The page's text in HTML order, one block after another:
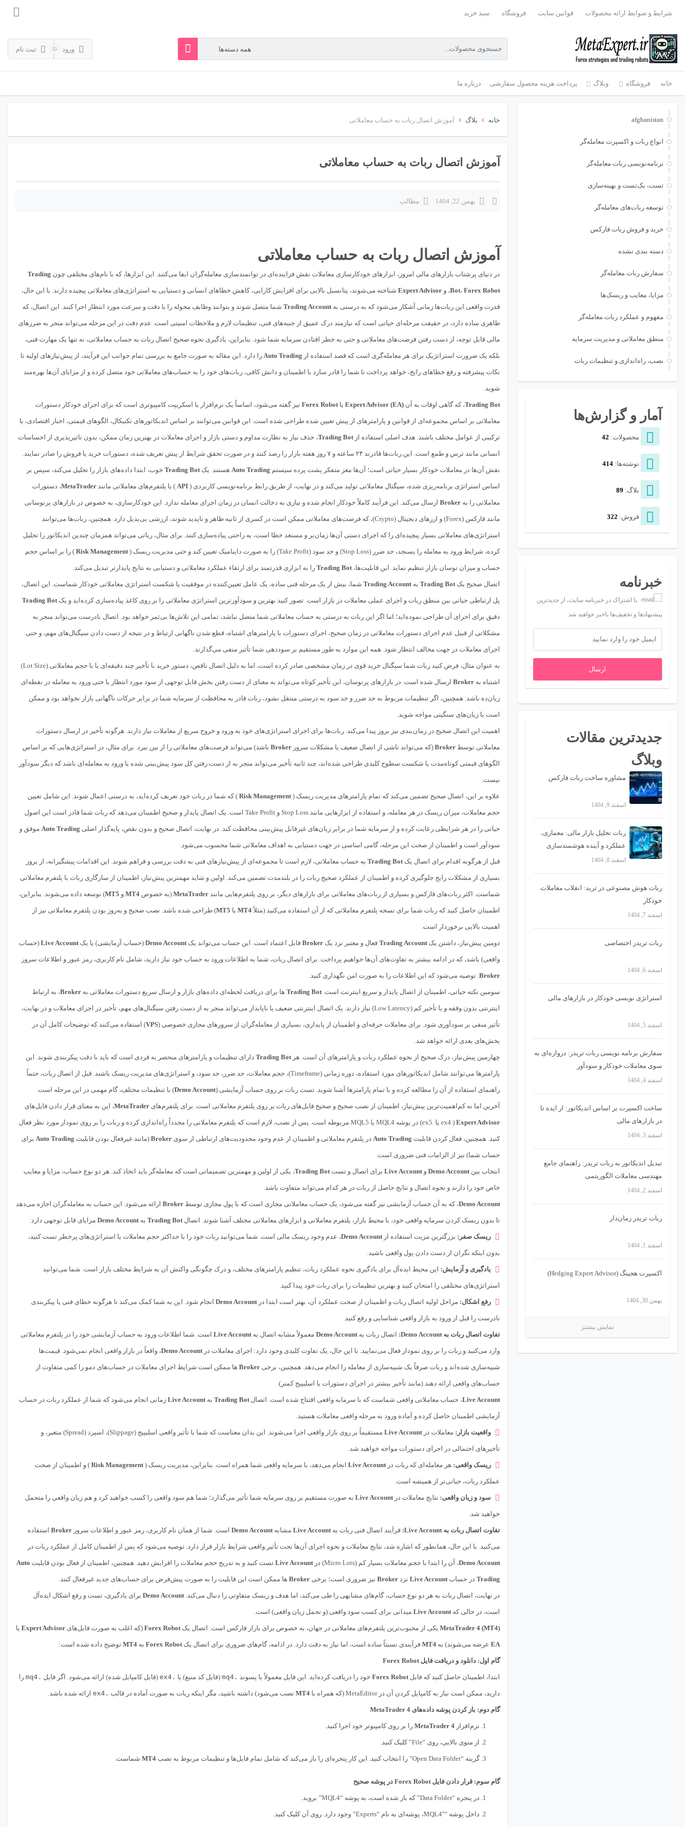
شرایط و ضوابط ارائه محصولات قوانین سایت فروشگاه سبد خرید
ورود ثبت نام
خانه فروشگاه وبلاگ پرداخت هزینه محصول سفارشی درباره ما
afghanistan
انواع ربات و اکسپرت معامله‌گر
برنامه‌نویسی ربات معامله‌گر
تست، بک‌تست و بهینه‌سازی
توسعه ربات‌های معامله‌گر
خرید و فروش ربات فارکس
دسته بندی نشده
سفارش ربات معامله‌گر
مزایا، معایب و ریسک‌ها
مفهوم و عملکرد ربات معامله‌گر
منطق معاملاتی و مدیریت سرمایه
نصب، راه‌اندازی و تنظیمات ربات
آمار و گزارش‌ها
محصولات: 42
نوشته‌ها: 414
بلاگ: 89
فروش: 322
خبرنامه
با اشتراک در خبرنامه سایت، از جدیدترین
پیشنهادها و تخفیف‌ها باخبر خواهید شد.
ارسال
جدیدترین مقالات
وبلاگ
مشاوره ساخت ربات فارکس
اسفند 9, 1404
ربات تحلیل بازار مالی: معماری،
عملکرد و آینده هوشمندسازی
تصمیمات تریدینگ
اسفند 8, 1404
ربات هوش مصنوعی در ترید: انقلاب معاملات
خودکار
اسفند 7, 1404
ربات تریدر اختصاصی
اسفند 6, 1404
استراتژی‌ نویسی خودکار در بازارهای مالی
اسفند 5, 1404
سفارش برنامه نویسی ربات تریدر: دروازه‌ای به
سوی معاملات خودکار و سودآور
اسفند 4, 1404
ساخت اکسپرت بر اساس اندیکاتور: از ایده تا
در بازارهای مالی
اسفند 3, 1404
تبدیل اندیکاتور به ربات تریدر: راهنمای جامع
مهندسی معاملات الگوریتمی
اسفند 2, 1404
ربات تریدر زمان‌دار
اسفند 1, 1404
اکسپرت هجینگ (Hedging Expert Advisor)
بهمن 30, 1404
نمایش بیشتر
خانه › بلاگ › آموزش اتصال ربات به حساب معاملاتی
آموزش اتصال ربات به حساب معاملاتی
بهمن 22, 1404 مطالب
آموزش اتصال ربات به حساب معاملاتی
در دنیای پرشتاب بازارهای مالی امروز، ابزارهای خودکارسازی معاملات نقش فزاینده‌ای در توانمندسازی معامله‌گران ایفا می‌کنند. این ابزارها، که با نام‌های مختلفی چون Trading
Bot، Forex Robot ، وExpert Advisor شناخته می‌شوند، پتانسیل بالایی برای افزایش کارایی، کاهش خطاهای انسانی و دستیابی به استراتژی‌های معاملاتی پیچیده دارند. با این حال،
قدرت واقعی این ربات‌ها زمانی آشکار می‌شود که به درستی بهTrading Account شما متصل شوند و بتوانند وظایف محوله را با دقت و سرعت مورد انتظار اجرا کنند. این اتصال، که
ظاهری ساده دارد، در حقیقت مرحله‌ای حیاتی است که نیازمند درک عمیق از جنبه‌های فنی، تنظیمات لازم و ملاحظات امنیتی است. عدم دقت در این مرحله می‌تواند منجر به ضررهای
مالی قابل توجه، از دست رفتن فرصت‌های معاملاتی و حتی به خطر افتادن سرمایه شما شود. بنابراین، یادگیری نحوه صحیح اتصال ربات به حساب معاملاتی، نه تنها یک مهارت فنی،
بلکه یک ضرورت استراتژیک برای هر معامله‌گری است که قصد استفاده از Auto Trading را دارد. این مقاله به صورت جامع به بررسی تمام جوانب این فرآیند، از پیش‌نیازهای اولیه تا
نکات پیشرفته و رفع خطاهای رایج، خواهد پرداخت تا شما را قادر سازد با اطمینان و دانش کافی، ربات‌های خود را به حساب‌های معاملاتی خود متصل کرده و از مزایای آن‌ها بهره‌مند
شوید.
Trading Bot، که گاهی اوقات به آنExpert Advisor (EA) یاForex Robot نیز گفته می‌شود، اساساً یک نرم‌افزار یا اسکریپت کامپیوتری است که برای اجرای خودکار دستورات
معاملاتی بر اساس مجموعه‌ای از قوانین و پارامترهای از پیش تعیین شده طراحی شده است. این قوانین می‌توانند بر اساس اندیکاتورهای تکنیکال، الگوهای قیمتی، اخبار اقتصادی، یا
ترکیبی از عوامل مختلف باشند. هدف اصلی استفاده ازTrading Bot، حذف نیاز به نظارت مداوم و دستی بازار و اجرای معاملات در بهترین زمان ممکن، بدون تاثیرپذیری از احساسات
انسانی مانند ترس و طمع است. این ربات‌ها قادرند ۲۴ ساعته و ۷ روز هفته بازار را رصد کنند و در صورت تحقق شرایط از پیش تعریف شده، دستورات خرید یا فروش را صادر نمایند.
نقش آن‌ها در معاملات خودکار بسیار حیاتی است؛ آن‌ها مغز متفکر پشت پرده سیستم Auto Trading هستند. یکTrading Bot خوب، ابتدا داده‌های بازار را تحلیل می‌کند، سپس بر
اساس استراتژی برنامه‌ریزی شده، سیگنال معاملاتی تولید می‌کند و در نهایت، از طریق رابط برنامه‌نویسی کاربردی (API ) یا پلتفرم‌های معاملاتی مانندMetaTrader، دستورات
معاملاتی را بهBroker ارسال می‌کند. این فرآیند کاملاً خودکار انجام شده و نیازی به دخالت انسان در زمان اجرای معامله ندارد. این خودکارسازی، به خصوص در بازارهای پرنوسانی
مانند فارکس (Forex) و ارزهای دیجیتال (Crypto)، که فرصت‌های معاملاتی ممکن است در کسری از ثانیه ظاهر و ناپدید شوند، ارزشی بی‌بدیل دارد. همچنین، ربات‌ها می‌توانند
استراتژی‌های معاملاتی بسیار پیچیده‌ای را که اجرای دستی آن‌ها زمان‌بر و مستعد خطا است، به راحتی پیاده‌سازی کنند. برای مثال، رباتی می‌تواند همزمان چندین اندیکاتور را تحلیل
کرده، شرایط ورود به معامله را بسنجد، حد ضرر (Stop Loss) و حد سود (Take Profit) را به صورت داینامیک تعیین کند و حتی مدیریت ریسک ( Risk Management ) را بر اساس حجم
حساب و میزان نوسان بازار تنظیم نماید. این قابلیت‌ها،Trading Bot را به ابزاری قدرتمند برای ارتقاء عملکرد معاملاتی و دستیابی به نتایج پایدارتر تبدیل می‌کند.
اتصال صحیح یکTrading Bot بهTrading Account شما، بیش از یک مرحله فنی ساده، یک عامل تعیین‌کننده در موفقیت یا شکست استراتژی معاملاتی خودکار شماست. این اتصال،
پل ارتباطی حیاتی بین منطق ربات و اجرای عملی معاملات در بازار است. تصور کنید بهترین و سودآورترین استراتژی معاملاتی را بر روی کاغذ پیاده‌سازی کرده‌اید و یکTrading Bot
دقیق برای اجرای آن طراحی نموده‌اید؛ اما اگر این ربات به درستی به حساب معاملاتی شما متصل نباشد، تمامی این تلاش‌ها بی‌ثمر خواهد بود. اتصال نادرست می‌تواند منجر به
مشکلاتی از قبیل عدم اجرای دستورات معاملاتی در زمان صحیح، اجرای دستورات با پارامترهای اشتباه، قطع شدن ناگهانی ارتباط و در نتیجه از دست دادن سیگنال‌های مهم، و حتی
اجرای معاملات در جهت مخالف انتظار شود. همه این موارد به طور مستقیم بر سوددهی شما تأثیر منفی می‌گذارند.
به عنوان مثال، فرض کنید ربات شما سیگنال خرید قوی در زمان مشخصی صادر کرده است، اما به دلیل اتصال ناقص، دستور خرید با تأخیر چند دقیقه‌ای یا با حجم معاملاتی (Lot Size)
اشتباه بهBroker ارسال شده است. در بازارهای پرنوسان، این تأخیر کوتاه می‌تواند به معنای از دست رفتن بخش قابل توجهی از سود مورد انتظار یا حتی ورود به معامله در نقطه‌ای
زیان‌ده باشد. همچنین، اگر تنظیمات مربوط به حد ضرر و حد سود به درستی منتقل نشود، ربات قادر به محافظت از سرمایه شما در برابر حرکات ناگهانی بازار نخواهد بود و ممکن
است با زیان‌های سنگینی مواجه شوید.
اهمیت این اتصال صحیح در زمان‌بندی نیز بروز پیدا می‌کند. ربات‌ها برای اجرای استراتژی‌های خود به ورود و خروج سریع از معاملات نیاز دارند. هرگونه تأخیر در ارسال دستورات
معاملاتی توسطBroker (که می‌تواند ناشی از اتصال ضعیف یا مشکلات سرورBroker باشد) می‌تواند فرصت‌های معاملاتی را از بین ببرد. برای مثال، در استراتژی‌هایی که بر اساس
الگوهای قیمتی کوتاه‌مدت یا شکست سطوح کلیدی طراحی شده‌اند، چند ثانیه تأخیر می‌تواند منجر به از دست رفتن کل سود پیش‌بینی شده یا ورود به معامله‌ای باشد که دیگر سودآور
نیست.
علاوه بر این، اتصال صحیح تضمین می‌کند که تمام پارامترهای مدیریت ریسک (Risk Management ) که شما در ربات خود تعریف کرده‌اید، به درستی اعمال شوند. این شامل تعیین
حجم معاملات، میزان ریسک در هر معامله، و استفاده از ابزارهایی مانند Stop Loss و Take Profit است. یک اتصال پایدار و صحیح اطمینان می‌دهد که ربات شما قادر است این اصول
حیاتی را در هر شرایطی رعایت کرده و از سرمایه شما در برابر زیان‌های غیرقابل پیش‌بینی محافظت کند. در نهایت، اتصال صحیح و بدون نقص، پایه‌گذار اصلی Auto Trading موفق و
سودآور است و اطمینان از صحت این مرحله، گامی اساسی در جهت دستیابی به اهداف معاملاتی شما محسوب می‌شود.
قبل از هرگونه اقدام برای اتصال یکTrading Bot به حساب معاملاتی، لازم است تا مجموعه‌ای از پیش‌نیازهای فنی به دقت بررسی و فراهم شوند. این اقدامات پیشگیرانه، از بروز
بسیاری از مشکلات رایج جلوگیری کرده و اطمینان از عملکرد صحیح ربات را در بلندمدت تضمین می‌کند. اولین و شاید مهمترین پیش‌نیاز، اطمینان از سازگاری ربات با پلتفرم معاملاتی
شماست. اکثر ربات‌های فارکس و بسیاری از ربات‌های معاملاتی برای بازارهای دیگر، بر روی پلتفرم‌هایی مانندMetaTrader (به خصوصMT4 و MT5) توسعه داده می‌شوند. بنابراین،
اطمینان حاصل کنید که ربات شما برای نسخه پلتفرم معاملاتی که از آن استفاده می‌کنید (مثلاًMT4 یا MT5) طراحی شده باشد. نصب صحیح و به‌روز بودن پلتفرم معاملاتی نیز از
اهمیت بالایی برخوردار است.
دومین پیش‌نیاز، داشتن یکTrading Account فعال و معتبر نزد یکBroker قابل اعتماد است. این حساب می‌تواند یکDemo Account (حساب آزمایشی) یا یکLive Account (حساب
واقعی) باشد، که در ادامه بیشتر به تفاوت‌های آن‌ها خواهیم پرداخت. برای اتصال ربات، شما به اطلاعات ورود به حساب خود نیاز دارید، شامل نام کاربری، رمز عبور و اطلاعات سرور
Broker. توصیه می‌شود که این اطلاعات را به صورت امن نگهداری کنید.
سومین نکته حیاتی، اطمینان از اتصال پایدار و سریع اینترنت است.Trading Bot ها برای دریافت لحظه‌ای داده‌های بازار و ارسال سریع دستورات معاملاتی بهBroker، به ارتباط
اینترنتی بدون وقفه و با تأخیر کم (Low Latency) نیاز دارند. یک اتصال اینترنتی ضعیف یا ناپایدار می‌تواند منجر به از دست رفتن سیگنال‌های مهم، تأخیر در اجرای معاملات و در نهایت،
تأثیر منفی بر سودآوری شود. برای معاملات حرفه‌ای و اطمینان از پایداری، بسیاری از معامله‌گران از سرورهای مجازی خصوصی (VPS) استفاده می‌کنند که توضیحات کامل آن در
بخش‌های بعدی ارائه خواهد شد.
چهارمین پیش‌نیاز، درک صحیح از نحوه عملکرد ربات و پارامترهای آن است. هرTrading Bot دارای تنظیمات و پارامترهای منحصر به فردی است که باید با دقت پیکربندی شوند. این
پارامترها می‌توانند شامل اندیکاتورهای مورد استفاده، دوره زمانی (Timeframe)، حجم معاملات، حد ضرر، حد سود، و استراتژی‌های مدیریت ریسک باشند. قبل از اتصال ربات، حتماً
راهنمای استفاده از آن را مطالعه کرده و با تمام پارامترها آشنا شوید. تست ربات بر روی حساب آزمایشی (Demo Account) با تنظیمات مختلف، گام مهمی در این مرحله است.
آخرین اما نه کم‌اهمیت‌ترین پیش‌نیاز، اطمینان از نصب صحیح و صحیح فایل‌های ربات بر روی پلتفرم معاملاتی است. برای پلتفرم‌هایMetaTrader، این به معنای قرار دادن فایل‌های
Expert Advisor (.ex4 یا .ex5) در پوشه MQL4 یا MQL5 مربوطه است. پس از نصب، لازم است که پلتفرم معاملاتی را مجدداً راه‌اندازی کرده و ربات را بر روی نمودار مورد نظر فعال
کنید. همچنین، فعال کردن قابلیت Auto Trading در پلتفرم معاملاتی و اطمینان از عدم وجود محدودیت‌های ارتباطی از سویBroker (مانند غیرفعال بودن قابلیت Auto Trading برای
حساب شما) نیز از الزامات فنی ضروری است.
انتخاب بینDemo Account وLive Account برای اتصال و تستTrading Bot، یکی از اولین و مهمترین تصمیماتی است که معامله‌گر باید اتخاذ کند. هر دو نوع حساب، مزایا و معایب
خاص خود را دارند و نحوه اتصال و نتایج حاصل از ربات در هر کدام می‌تواند متفاوت باشد.
Demo Account، که به آن حساب آزمایشی نیز گفته می‌شود، یک حساب معاملاتی مجازی است که با پول مجازی توسطBroker ارائه می‌شود. این حساب به معامله‌گران اجازه می‌دهد
تا بدون ریسک کردن سرمایه واقعی خود، با محیط بازار، پلتفرم معاملاتی و ابزارهای معاملاتی مختلف آشنا شوند. اتصالTrading Bot بهDemo Account مزایای قابل توجهی دارد:
ریسک صفر: بزرگترین مزیت استفاده ازDemo Account، عدم وجود ریسک مالی است. شما می‌توانید ربات خود را با حداکثر حجم معاملات یا استراتژی‌های پرخطر تست کنید،
بدون اینکه نگران از دست دادن پول واقعی باشید.
یادگیری و آزمایش: این محیط ایده‌آل برای یادگیری نحوه عملکرد ربات، تنظیم پارامترهای مختلف، و درک چگونگی واکنش آن به شرایط مختلف بازار است. شما می‌توانید
استراتژی‌های مختلفی را امتحان کنید و بهترین تنظیمات را برای ربات خود پیدا کنید.
رفع اشکال: مراحل اولیه اتصال ربات و اطمینان از صحت عملکرد آن، بهتر است ابتدا درDemo Account انجام شود. این به شما کمک می‌کند تا هرگونه خطای فنی یا پیکربندی
نادرست را قبل از ورود به بازار واقعی شناسایی و رفع کنید.
تفاوت اتصال ربات به Demo Account: اتصال ربات بهDemo Account معمولاً مشابه اتصال بهLive Account است. شما اطلاعات ورود به حساب آزمایشی خود را در پلتفرم معاملاتی
وارد می‌کنید و ربات را بر روی نمودار فعال می‌نمایید. با این حال، یک تفاوت کلیدی وجود دارد: اجرای معاملات درDemo Account، واقعاً در بازار واقعی انجام نمی‌شود. قیمت‌ها
شبیه‌سازی شده‌اند و ربات صرفاً یک شبیه‌سازی از معامله را انجام می‌دهد. همچنین، برخیBroker ها ممکن است شرایط اجرای معاملات در حساب‌های دمو را کمی متفاوت از
حساب‌های واقعی ارائه دهند (مانند تأخیر بیشتر در اجرای دستورات یا اسلیپیج کمتر).
Live Account، حساب معاملاتی واقعی شماست که با سرمایه واقعی افتتاح شده است. اتصالTrading Bot بهLive Account زمانی انجام می‌شود که شما از عملکرد ربات در حساب
آزمایشی اطمینان حاصل کرده و آماده ورود به مرحله واقعی معاملات هستید.
واقعیت بازار: معاملات درLive Account مستقیماً بر روی بازار واقعی اجرا می‌شوند. این بدان معناست که شما با تأثیر واقعی اسلیپیج (Slippage)، اسپرد (Spread) متغیر، و
تأخیرهای احتمالی در اجرای دستورات مواجه خواهید شد.
ریسک واقعی: هر معامله‌ای که ربات درLive Account انجام می‌دهد، با سرمایه واقعی شما همراه است. بنابراین، مدیریت ریسک (Risk Management ) و اطمینان از صحت
عملکرد ربات، حیاتی‌تر از همیشه است.
سود و زیان واقعی: نتایج معاملات درLive Account به صورت مستقیم بر روی سرمایه شما تأثیر می‌گذارد؛ شما هم سود واقعی را کسب خواهید کرد و هم زیان واقعی را متحمل
خواهید شد.
تفاوت اتصال ربات به Live Account: فرآیند اتصال فنی ربات بهLive Account مشابهDemo Account است. شما از همان نام کاربری، رمز عبور و اطلاعات سرورBroker استفاده
می‌کنید. با این حال، همانطور که اشاره شد، نتایج معاملات و نحوه اجرای آن‌ها تحت تأثیر واقعی شرایط بازار قرار دارد. توصیه می‌شود که پس از اطمینان کامل از عملکرد ربات در
Demo Account، آن را ابتدا با حجم معاملات بسیار کم (Micro Lots) در Live Account تست کنید و به تدریج حجم معاملات را افزایش دهید. همچنین، اطمینان از فعال بودن قابلیت Auto
Trading در حسابLive Account نزدBroker نیز ضروری است؛ برخیBroker ها ممکن است این قابلیت را به صورت پیش‌فرض برای حساب‌های جدید غیرفعال کنند.
در نهایت، اتصال ربات به هر دو نوع حساب، گام‌های مشابهی را طی می‌کند، اما هدف و ریسک متفاوتی را دنبال می‌کند.Demo Account برای یادگیری، تست و رفع اشکال ایده‌آل
است، در حالی کهLive Account میدانی برای کسب سود واقعی (و تحمل زیان واقعی) است.
MetaTrader 4 (MT4) یکی از محبوب‌ترین پلتفرم‌های معاملاتی در جهان، به خصوص برای بازار فارکس است. اتصال یکForex Robot (که اغلب به صورت فایل‌هایExpert Advisor یا
EA عرضه می‌شوند) بهMT4 فرآیندی نسبتاً ساده است، اما نیاز به دقت دارد. در ادامه، گام‌های ضروری برای اتصال یکForex Robot بهMT4 توضیح داده شده است:
گام اول: دانلود و دریافت فایل Forex Robot
ابتدا، اطمینان حاصل کنید که فایلForex Robot خود را دریافت کرده‌اید. این فایل معمولاً با پسوند .mq4 (فایل کد منبع) یا .ex4 (فایل کامپایل شده) ارائه می‌شود. اگر فایل .mq4 را
دارید، ممکن است نیاز به کامپایل کردن آن در MetaEditor (که همراه با MT4 نصب می‌شود) داشته باشید، مگر اینکه ربات به صورت آماده در قالب .ex4 ارائه شده باشد.
گام دوم: باز کردن پوشه داده‌های MetaTrader 4
نرم‌افزارMetaTrader 4 را بر روی کامپیوتر خود اجرا کنید.
از منوی بالایی، روی “File” کلیک کنید.
گزینه “Open Data Folder” را انتخاب کنید. این کار پنجره‌ای را باز می‌کند که شامل تمام فایل‌ها و تنظیمات مربوط به نصب MT4 شماست.
گام سوم: قرار دادن فایل Forex Robot در پوشه صحیح
در پنجره “Data Folder” که باز شده است، به پوشه “MQL4” بروید.
داخل پوشه “MQL4″، پوشه‌ای به نام “Experts” وجود دارد. روی آن کلیک کنید.